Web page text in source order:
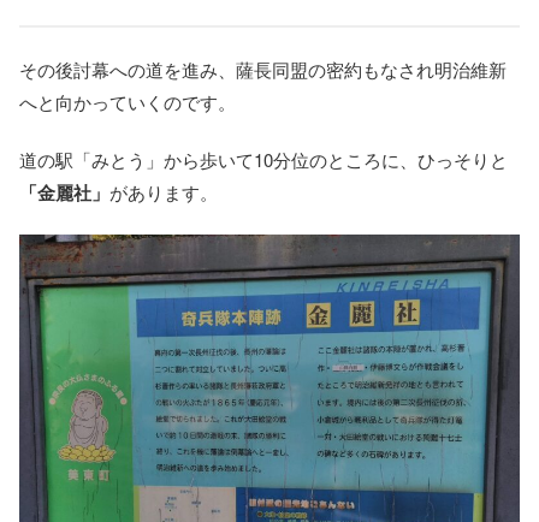
その後討幕への道を進み、薩長同盟の密約もなされ明治維新
へと向かっていくのです。
道の駅「みとう」から歩いて10分位のところに、ひっそりと
「金麗社」 があります。